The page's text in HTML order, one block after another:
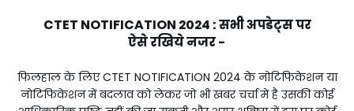
CTET NOTIFICATION 2024 : सभी अपडेट्स पर
ऐसेरखियेनजर -
फिलहाल के लिए CTET NOTIFICATION 2024 के नोटिफिकेशन या
नोटिफिकेशन में बदलाव को लेकर जो भी खबर चर्चा में है उसकी कोई